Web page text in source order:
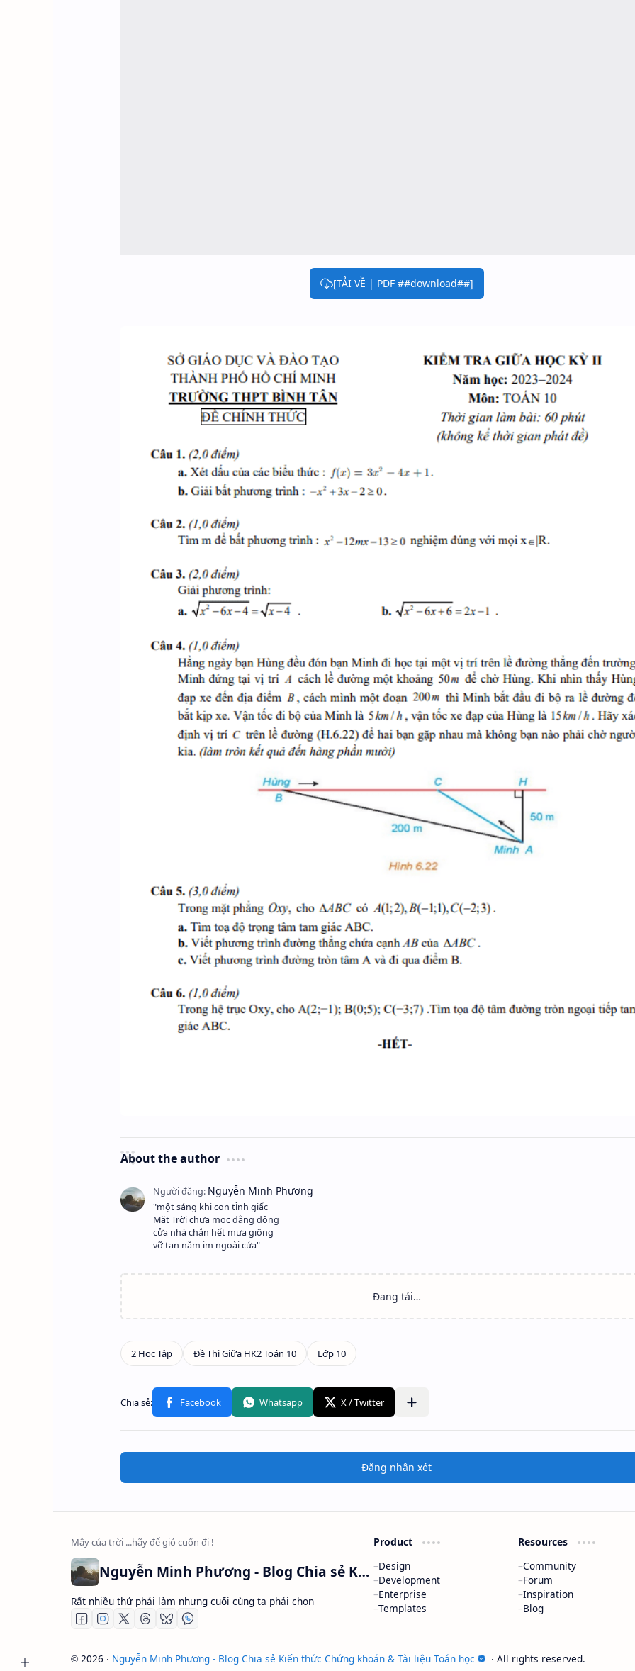
[TẢI VỀ | PDF ##download##]
About the author
"một sáng khi con tỉnh giấc
Mặt Trời chưa mọc đằng đông
cửa nhà chắn hết mưa giông
vỡ tan nằm im ngoài cửa"
Đăng nhận xét
Nguyễn Minh Phương - Blog Chia sẻ Kiến thức Chứng khoán & Tài liệu Toán học
Rất nhiều thứ phải làm nhưng cuối cùng ta phải chọn
Product
Design
Development
Enterprise
Templates
Resources
Community
Forum
Inspiration
Blog
© 2026 ‧ Nguyễn Minh Phương - Blog Chia sẻ Kiến thức Chứng khoán & Tài liệu Toán học ‧ All rights reserved.